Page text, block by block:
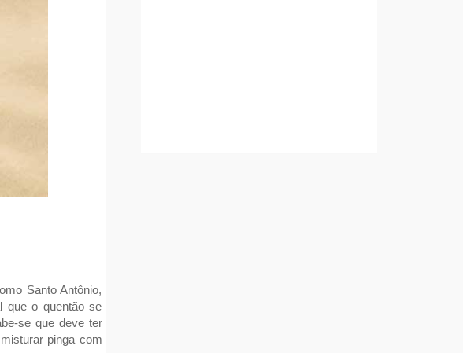
Santo Antônio,
que o quentão se
se que deve ter
pinga com